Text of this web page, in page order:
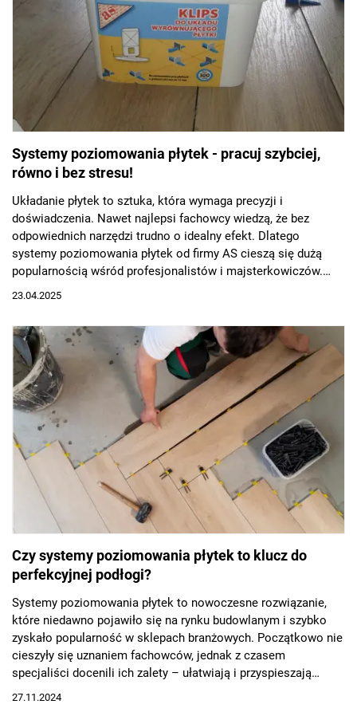
Systemy poziomowania płytek - pracuj szybciej,
równo i bez stresu!
Układanie płytek to sztuka, która wymaga precyzji i
doświadczenia. Nawet najlepsi fachowcy wiedzą, że bez
odpowiednich narzędzi trudno o idealny efekt. Dlatego
systemy poziomowania płytek od firmy AS cieszą się dużą
popularnością wśród profesjonalistów i majsterkowiczów.
Dzięki nim prace remontowe stają się szybsze, prostsze i
23.04.2025
Czy systemy poziomowania płytek to klucz do
perfekcyjnej podłogi?
Systemy poziomowania płytek to nowoczesne rozwiązanie,
które niedawno pojawiło się na rynku budowlanym i szybko
zyskało popularność w sklepach branżowych. Początkowo nie
cieszyły się uznaniem fachowców, jednak z czasem
specjaliści docenili ich zalety – ułatwiają i przyspieszają
proces precyzyjnego poziomowania podłogi.
27.11.2024